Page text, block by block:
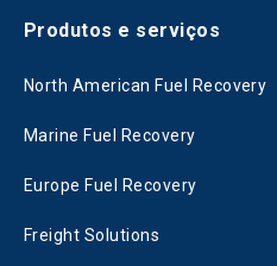
Produtos e serviços
North American Fuel Recovery
Marine Fuel Recovery
Europe Fuel Recovery
Freight Solutions